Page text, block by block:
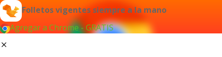
Folletos vigentes siempre a la mano
Agregar a Chrome - GRATIS